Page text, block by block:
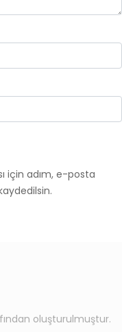
için adım, e-posta
oluşturulmuştur.